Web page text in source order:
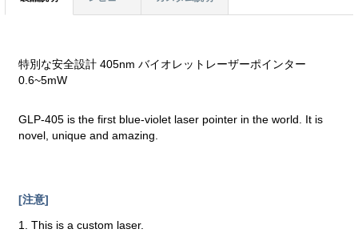
特別な安全設計 405nm バイオレットレーザーポインター
0.6~5mW
GLP-405 is the first blue-violet laser pointer in the world. It is
novel, unique and amazing.
[注意]
1. This is a custom laser.